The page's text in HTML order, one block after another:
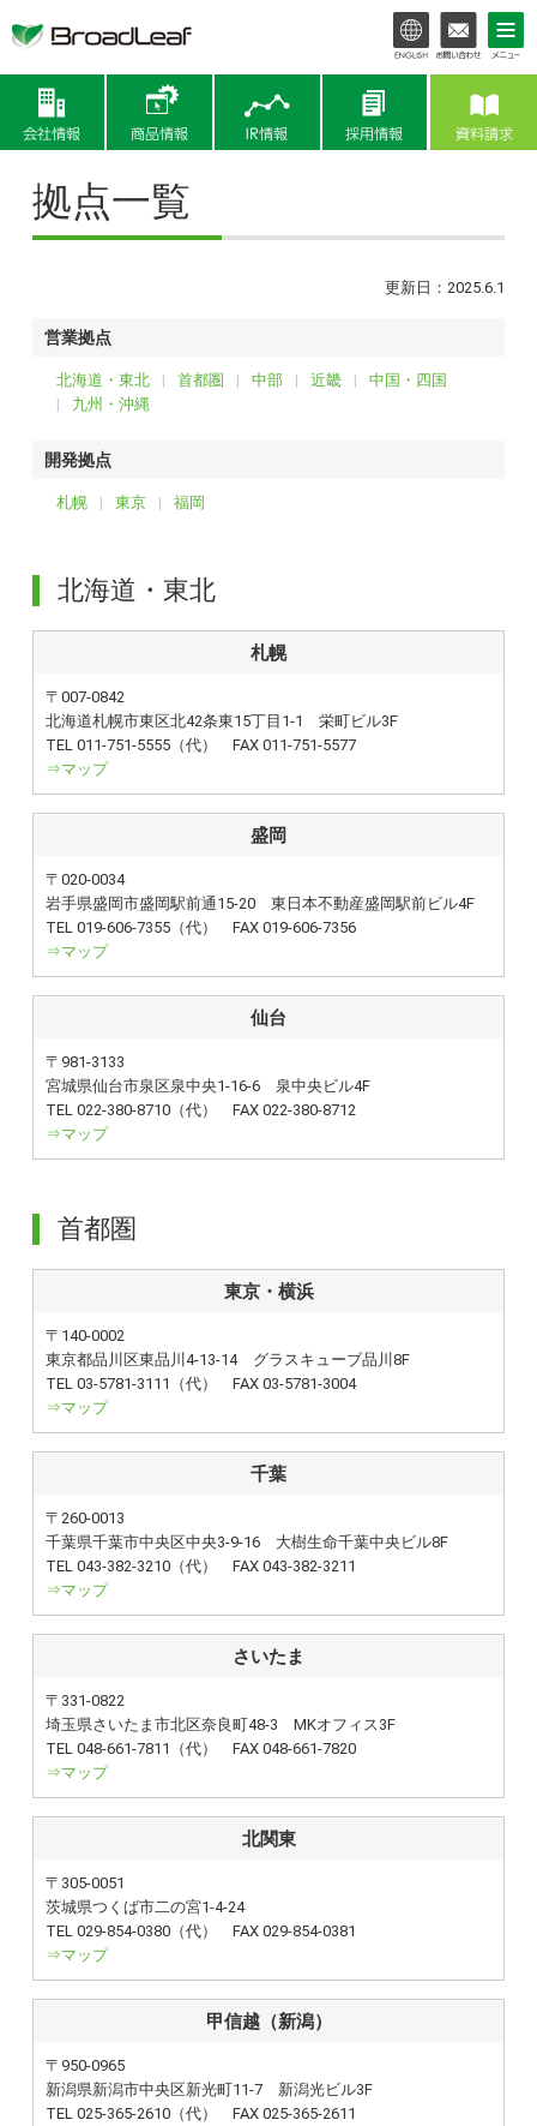
商品情報
拠点一覧
更新日：2025.6.1
営業拠点
北海道・東北 首都圏 中部 近畿
中国・四国
九州・沖縄
開発拠点
札幌 東京 福岡
北海道・東北
札幌
〒007-0842
北海道札幌市東区北42条東15丁目1-1 栄町ビル3F
TEL 011-751-5555（代） FAX 011-751-5577
⇒マップ
盛岡
〒020-0034
岩手県盛岡市盛岡駅前通15-20 東日本不動産盛岡駅前ビル4F
TEL 019-606-7355（代） FAX 019-606-7356
⇒マップ
仙台
〒981-3133
宮城県仙台市泉区泉中央1-16-6 泉中央ビル4F
TEL 022-380-8710（代） FAX 022-380-8712
⇒マップ
首都圏
東京・横浜
〒140-0002
東京都品川区東品川4-13-14 グラスキューブ品川8F
TEL 03-5781-3111（代） FAX 03-5781-3004
⇒マップ
千葉
〒260-0013
千葉県千葉市中央区中央3-9-16 大樹生命千葉中央ビル8F
TEL 043-382-3210（代） FAX 043-382-3211
⇒マップ
さいたま
〒331-0822
埼玉県さいたま市北区奈良町48-3 MKオフィス3F
TEL 048-661-7811（代） FAX 048-661-7820
⇒マップ
北関東
〒305-0051
茨城県つくば市二の宮1-4-24
TEL 029-854-0380（代） FAX 029-854-0381
⇒マップ
甲信越（新潟）
〒950-0965
新潟県新潟市中央区新光町11-7 新潟光ビル3F
TEL 025-365-2610（代） FAX 025-365-2611